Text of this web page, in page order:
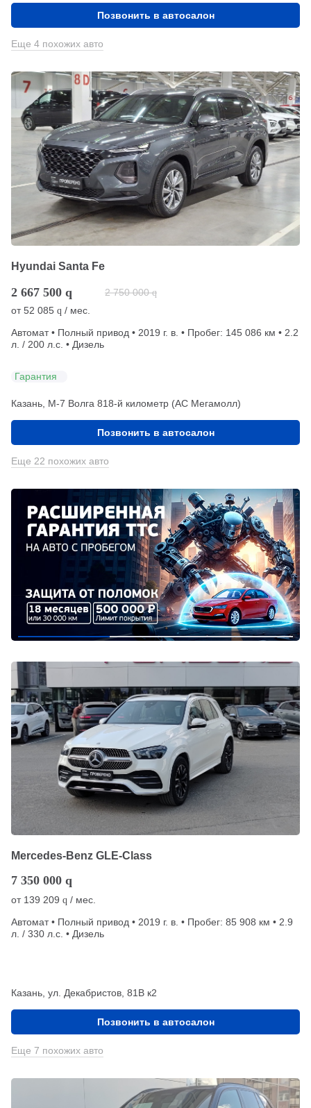
Позвонить в автосалон
Еще 4 похожих авто
Hyundai Santa Fe
2 667 500 q 2 750 000 q
от52 085 q / мес.
Автомат • Полный привод • 2019 г. в. • Пробег: 145 086 км • 2.2
л. / 200 л.с. • Дизель
Гарантия
Казань, М-7 Волга 818-й километр (АС Мегамолл)
Позвонить в автосалон
Еще 22 похожих авто
Mercedes-Benz GLE-Class
7 350 000 q
от 139 209 q / мес.
Автомат • Полный привод • 2019 г. в. • Пробег: 85 908 км • 2.9
л. / 330 л.с. • Дизель
Казань, ул. Декабристов, 81В к2
Позвонить в автосалон
Еще 7 похожих авто